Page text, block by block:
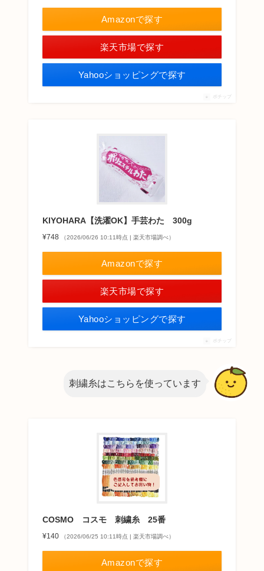
Amazonで探す
楽天市場で探す
Yahooショッピングで探す
ポチップ
KIYOHARA【洗濯OK】手芸わた 300g
¥748 （2026/06/26 10:11時点 | 楽天市場調べ）
Amazonで探す
楽天市場で探す
Yahooショッピングで探す
ポチップ
刺繍糸はこちらを使っています
COSMO コスモ 刺繍糸 25番
¥140 （2026/06/25 10:11時点 | 楽天市場調べ）
Amazonで探す